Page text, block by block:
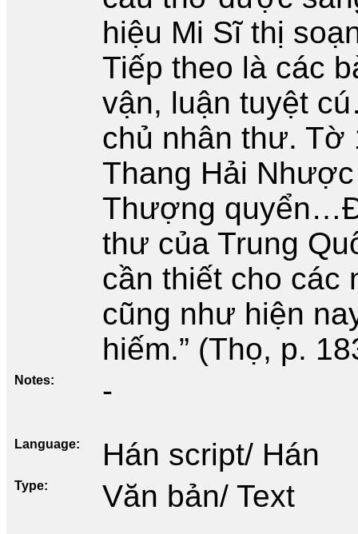
hiệu Mi Sĩ thị
Tiếp theo là các
vận, luận tuyệt
chủ nhân thư. Tờ
Thang Hải
Thượng
thư của Trung
cần thiết cho
cũng như hiện
hiếm.” (Thọ, p.
Notes -
Language Hán script/ Hán
Type Văn bản/ Text